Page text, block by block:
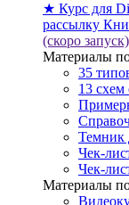
★ Курс для
рассылку
(скоро запуск)
Материалы
35
13 схем
Темник
Чек-
Чек-
Материалы